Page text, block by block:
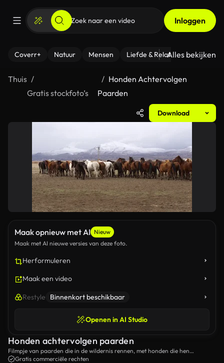
Inloggen
Coverr+ Natuur Mensen Liefde & Relaties - Fitness
Alles bekijken
Thuis
Gratis stockfoto’s
Honden Achtervolgen
Paarden
Download
Maak opnieuw met AI Nieuw
Maak met AI nieuwe versies van deze foto.
Herformuleren
Maak een video
Restyle Binnenkort beschikbaar
Openen in AI Studio
Honden achtervolgen paarden
Filmpje van paarden die in de wildernis rennen, met honden die hen
achtervolgen.
Gratis commerciële rechten